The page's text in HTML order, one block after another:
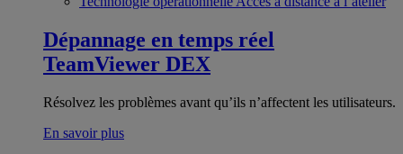
Dépannage en temps réel
TeamViewer DEX
Résolvez les problèmes avant qu’ils n’affectent les utilisateurs.
En savoir plus